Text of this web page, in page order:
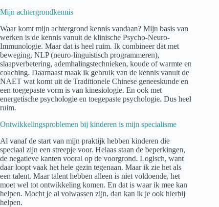
Mijn achtergrondkennis
Waar komt mijn achtergrond kennis vandaan? Mijn basis van
werken is de kennis vanuit de klinische Psycho-Neuro-
Immunologie. Maar dat is heel ruim. Ik combineer dat met
beweging, NLP (neuro-linguistisch programmeren),
slaapverbetering, ademhalingstechnieken, koude of warmte en
coaching. Daarnaast maak ik gebruik van de kennis vanuit de
NAET wat komt uit de Traditionele Chinese geneeskunde en
een toegepaste vorm is van kinesiologie. En ook met
energetische psychologie en toegepaste psychologie. Dus heel
ruim.
Ontwikkelingsproblemen bij kinderen is mijn specialisme
Al vanaf de start van mijn praktijk hebben kinderen die
speciaal zijn een streepje voor. Helaas staan de beperkingen,
de negatieve kanten vooral op de voorgrond. Logisch, want
daar loopt vaak het hele gezin tegenaan. Maar ik zie het als
een talent. Maar talent hebben alleen is niet voldoende, het
moet wel tot ontwikkeling komen. En dat is waar ik mee kan
helpen. Mocht je al volwassen zijn, dan kan ik je ook hierbij
helpen.